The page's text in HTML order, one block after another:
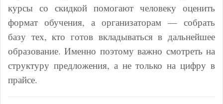
курсы со скидкой помогают человеку оценить
формат обучения, а организаторам — собрать
базу тех, кто готов вкладываться в дальнейшее
образование. Именно поэтому важно смотреть на
структуру предложения, а не только на цифру в
прайсе.